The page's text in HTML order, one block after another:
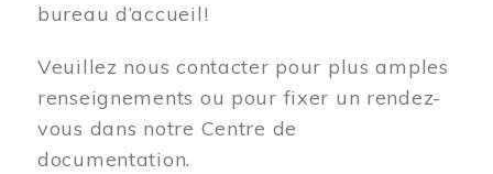
bureau d’accueil!
Veuillez nous contacter pour plus amples
renseignements ou pour fixer un rendez-
vous dans notre Centre de
documentation.